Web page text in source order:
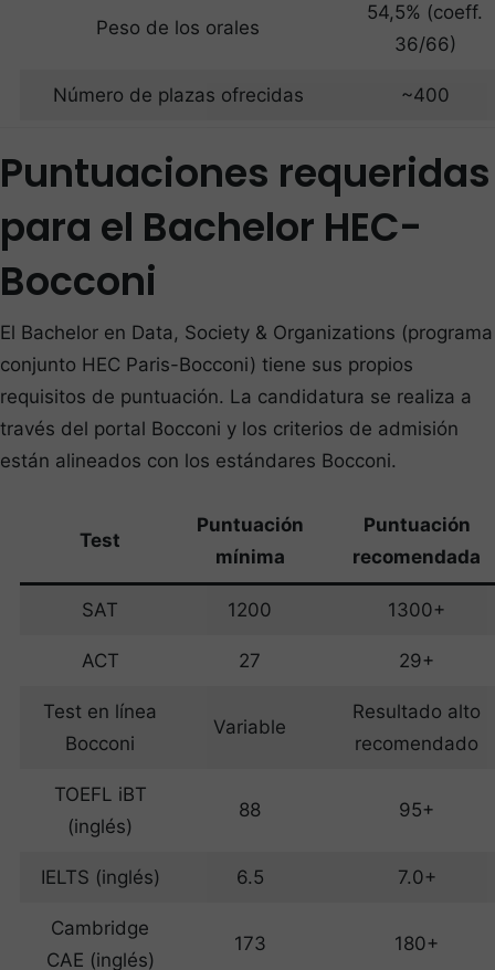
Peso de los orales
54,5% (coeff.
36/66)
Número de plazas ofrecidas ~400
Puntuaciones requeridas
para el Bachelor HEC-
Bocconi
El Bachelor en Data, Society & Organizations (programa
conjunto HEC Paris-Bocconi) tiene sus propios
requisitos de puntuación. La candidatura se realiza a
través del portal Bocconi y los criterios de admisión
están alineados con los estándares Bocconi.
Test
Puntuación
mínima
Puntuación
recomendada
SAT 1200 1300+
ACT 27 29+
Test en línea
Bocconi
Variable
Resultado alto
recomendado
TOEFL iBT
(inglés)
88 95+
IELTS (inglés) 6.5 7.0+
Cambridge
CAE (inglés)
173 180+